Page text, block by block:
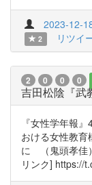
2023-12-
2
リツイ
2 0 0 0
吉田松陰『武
『女性学年報
おける女性教
に （鬼頭孝佳
リンク] https://